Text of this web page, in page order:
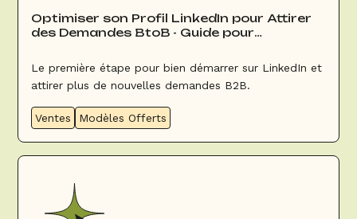
Optimiser son Profil LinkedIn pour Attirer
des Demandes BtoB - Guide pour
Le première étape pour bien démarrer sur LinkedIn et
attirer plus de nouvelles demandes B2B.
Ventes Modèles Offerts